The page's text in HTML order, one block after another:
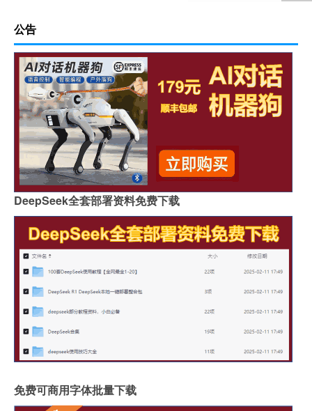
公告
DeepSeek全套部署资料免费下载
免费可商用字体批量下载